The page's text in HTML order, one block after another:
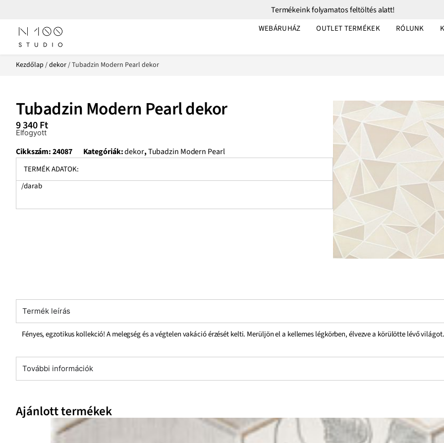
Termékeink folyamatos feltöltés alatt!
WEBÁRUHÁZ OUTLET TERMÉKEK RÓLUNK
Kezdőlap /dekor/ Tubadzin Modern Pearl dekor
Tubadzin Modern Pearl dekor
9 340Ft
Elfogyott
Cikkszám:24087 Kategóriák:dekor,Tubadzin Modern Pearl
TERMÉK ADATOK:
/darab
Termék leírás
Fényes, egzotikus kollekció! A melegség és a végtelen vakáció érzését kelti. Merüljön el a kellemes légkörben, élvezve a körülötte lévő világot.
További információk
Ajánlott termékek